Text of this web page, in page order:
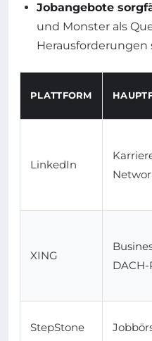
Jobangebote
und Monster als
PLATTFORM
LinkedIn
XING
StepStone